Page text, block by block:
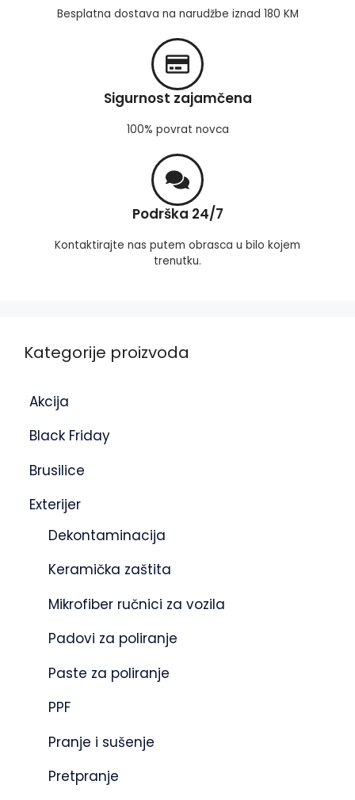
Besplatna dostava na narudžbe iznad 180 KM
Sigurnost zajamčena
100% povrat novca
Podrška 24/7
Kontaktirajte nas putem obrasca u bilo kojem
trenutku.
Kategorije proizvoda
Akcija
Black Friday
Brusilice
Exterijer
Dekontaminacija
Keramička zaštita
Mikrofiber ručnici za vozila
Padovi za poliranje
Paste za poliranje
PPF
Pranje i sušenje
Pretpranje